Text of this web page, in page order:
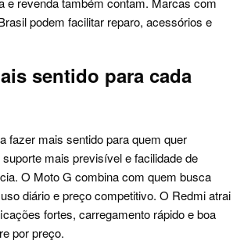
podem facilitar reparo, acessórios e
sentido para cada
fazer mais sentido para quem quer
mais previsível e facilidade de
O Moto G combina com quem busca
diário e preço competitivo. O Redmi atrai
fortes, carregamento rápido e boa
por preço.